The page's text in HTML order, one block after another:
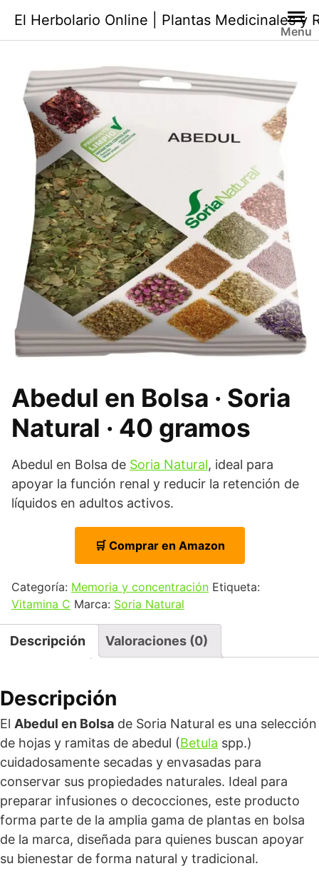
contenido
El Herbolario Online | Plantas Medicinales y
Menu
Abedul en Bolsa · Soria
Natural · 40 gramos
Abedul en Bolsa de Soria Natural, ideal para
apoyar la función renal y reducir la retención de
líquidos en adultos activos.
🛒 Comprar en Amazon
Categoría: Memoria y concentración Etiqueta:
Vitamina C Marca: Soria Natural
Descripción Valoraciones (0)
Descripción
El Abedul en Bolsa de Soria Natural es una selección
de hojas y ramitas de abedul (Betula spp.)
cuidadosamente secadas y envasadas para
conservar sus propiedades naturales. Ideal para
preparar infusiones o decocciones, este producto
forma parte de la amplia gama de plantas en bolsa
de la marca, diseñada para quienes buscan apoyar
su bienestar de forma natural y tradicional.